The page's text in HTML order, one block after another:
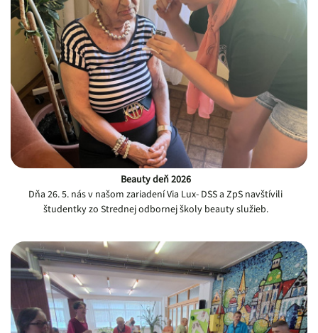
Beauty deň 2026
Dňa 26. 5. nás v našom zariadení Via Lux- DSS a ZpS navštívili
študentky zo Strednej odbornej školy beauty služieb.